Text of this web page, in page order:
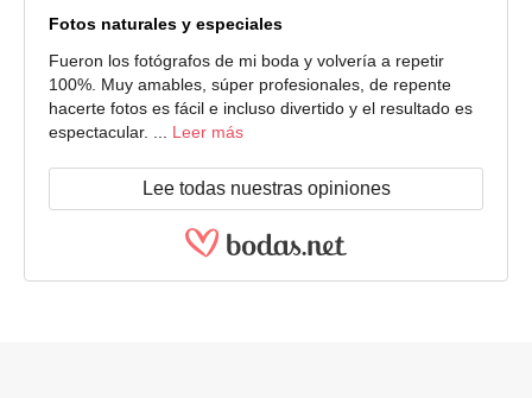
Fotos naturales y especiales
Fueron los fotógrafos de mi boda y volvería a repetir
100%. Muy amables, súper profesionales, de repente
hacerte fotos es fácil e incluso divertido y el resultado es
espectacular. ... Leer más
Lee todas nuestras opiniones